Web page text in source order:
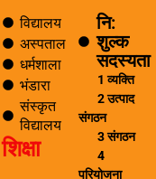
विद्यालय
अस्पताल
धर्मशाला
भंडारा
संस्कृत
विद्यालय
शिक्षा
नि:
शुल्क
सदस्यता
1 व्यक्ति
2 उत्पाद
संगठन
3 संगठन
4
परियोजना